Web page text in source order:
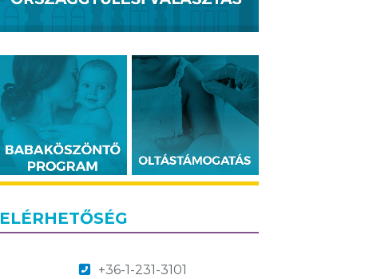
ELÉRHETŐSÉG
+36-1-231-3101